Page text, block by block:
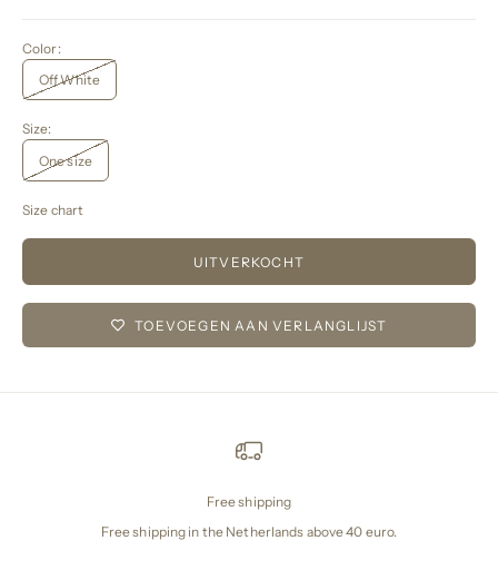
Color:
Off White
Size:
One size
Size chart
UITVERKOCHT
TOEVOEGEN AAN VERLANGLIJST
Free shipping
Free shipping in the Netherlands above 40 euro.